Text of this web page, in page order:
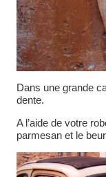
Dans une grande
dente.
A l’aide de votre
parmesan et le